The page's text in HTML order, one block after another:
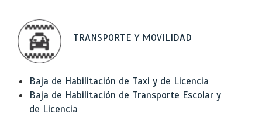
TRANSPORTE Y MOVILIDAD
Baja de Habilitación de Taxi y de Licencia
Baja de Habilitación de Transporte Escolar y
de Licencia